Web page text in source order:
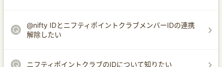
@nifty IDとニフティポイントクラブメンバーIDの連携
解除したい
ニフティポイントクラブのIDについて知りたい